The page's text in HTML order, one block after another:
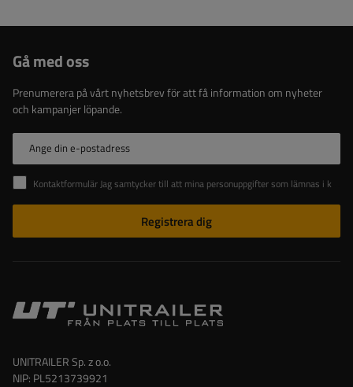
Gå med oss
Prenumerera på vårt nyhetsbrev för att få information om nyheter
och kampanjer löpande.
Ange din e-postadress
Kontaktformulär Jag samtycker till att mina personuppgifter som lämnas i kontaktformuläret behandlas i enlighet med Europaparlamentets och rådets förordning (EU).
Registrera dig
UNITRAILER Sp. z o.o.
NIP: PL5213739921